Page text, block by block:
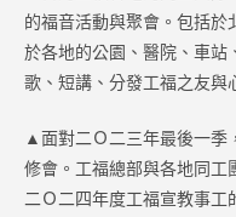
的福音活動與聚會。包括
於各地的公園、醫院、車站
歌、短講、分發工福之友與
▲面對二Ｏ二三年最後一季
修會。工福總部與各地同工
二Ｏ二四年度工福宣教事工